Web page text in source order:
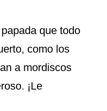
que todo
como los
a mordiscos
¡Le